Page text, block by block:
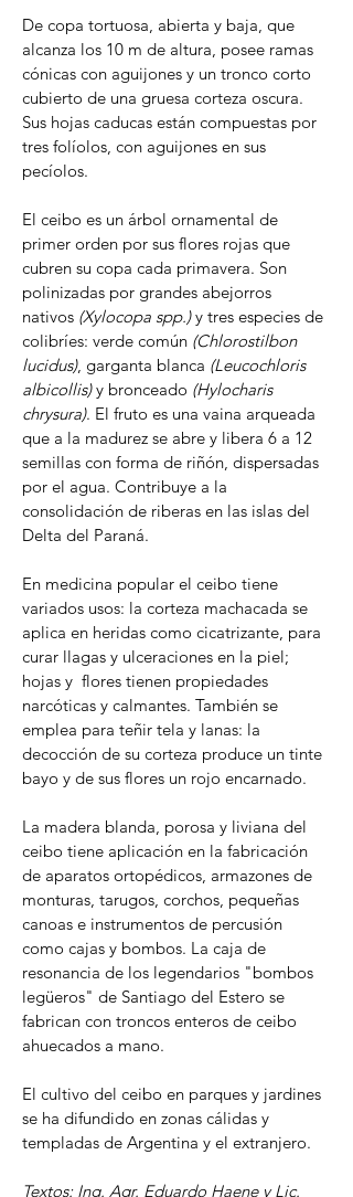
De copa tortuosa, abierta y baja, que
alcanza los 10 m de altura, posee ramas
cónicas con aguijones y un tronco corto
cubierto de una gruesa corteza oscura.
Sus hojas caducas están compuestas por
tres folíolos, con aguijones en sus
pecíolos.
El ceibo es un árbol ornamental de
primer orden por sus flores rojas que
cubren su copa cada primavera. Son
polinizadas por grandes abejorros
nativos (Xylocopa spp.) y tres especies de
colibríes: verde común (Chlorostilbon
lucidus), garganta blanca (Leucochloris
albicollis) y bronceado (Hylocharis
chrysura). El fruto es una vaina arqueada
que a la madurez se abre y libera 6 a 12
semillas con forma de riñón, dispersadas
por el agua. Contribuye a la
consolidación de riberas en las islas del
Delta del Paraná.
En medicina popular el ceibo tiene
variados usos: la corteza machacada se
aplica en heridas como cicatrizante, para
curar llagas y ulceraciones en la piel;
hojas y  flores tienen propiedades
narcóticas y calmantes. También se
emplea para teñir tela y lanas: la
decocción de su corteza produce un tinte
bayo y de sus flores un rojo encarnado.
La madera blanda, porosa y liviana del
ceibo tiene aplicación en la fabricación
de aparatos ortopédicos, armazones de
monturas, tarugos, corchos, pequeñas
canoas e instrumentos de percusión
como cajas y bombos. La caja de
resonancia de los legendarios "bombos
legüeros" de Santiago del Estero se
fabrican con troncos enteros de ceibo
ahuecados a mano.
El cultivo del ceibo en parques y jardines
se ha difundido en zonas cálidas y
templadas de Argentina y el extranjero.
Textos: Ing. Agr. Eduardo Haene y Lic.